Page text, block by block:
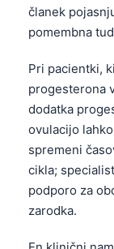
članek
pomembna
Pri pacientki,
progesterona
dodatka
ovulacijo
spremeni
cikla;
podporo za
zarodka.